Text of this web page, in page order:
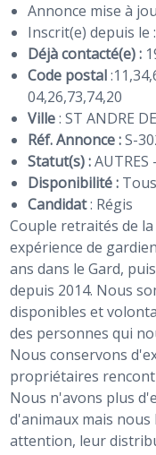
Annonce mise à
Inscrit(e) depuis le
Déjà contacté(e) :
Code postal:11,34,
04,26,73,74,20
Ville: ST ANDRE
Réf. Annonce :S-
Statut(s) :AUTRES -
Disponibilité :
Candidat: Régis
Couple retraités de
expérience de
ans dans le Gard,
depuis 2014. Nous
disponibles et
des personnes qui
Nous conservons
propriétaires
Nous n'avons plus
d'animaux mais
attention, leur